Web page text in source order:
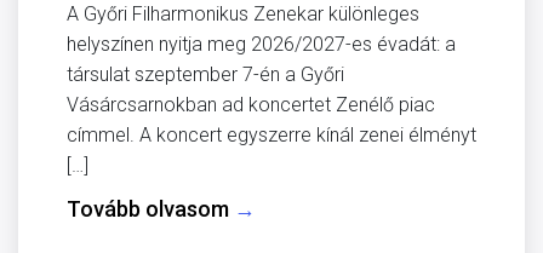
A Győri Filharmonikus Zenekar különleges
helyszínen nyitja meg 2026/2027-es évadát: a
társulat szeptember 7-én a Győri
Vásárcsarnokban ad koncertet Zenélő piac
címmel. A koncert egyszerre kínál zenei élményt
[…]
Tovább olvasom →